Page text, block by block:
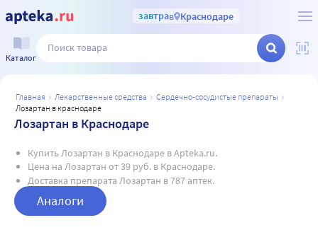
завтрав Краснодаре
Каталог
главная лекарственные средства
сердечно-сосудистые препараты
лозартан в краснодаре
Лозартан в Краснодаре
Купить Лозартан в Краснодаре в Apteka.ru.
Цена на Лозартан от 39 руб. в Краснодаре.
Доставка препарата Лозартан в 787 аптек.
Аналоги